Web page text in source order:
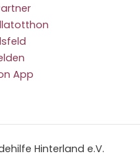
App
Hinterland e.V.